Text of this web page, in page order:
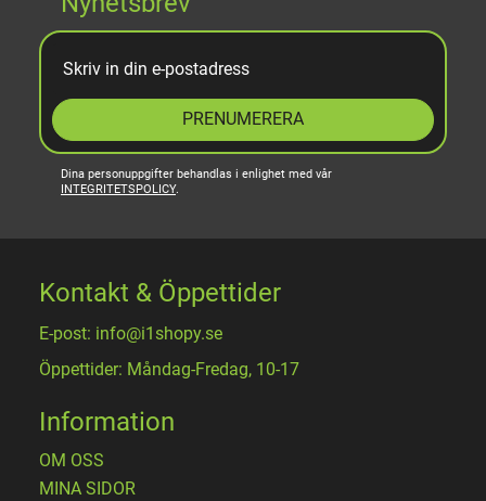
PRENUMERERA
Dina personuppgifter behandlas i enlighet med vår
INTEGRITETSPOLICY.
Kontakt & Öppettider
E-post: info@i1shopy.se
Öppettider: Måndag-Fredag, 10-17
Information
OM OSS
MINA SIDOR